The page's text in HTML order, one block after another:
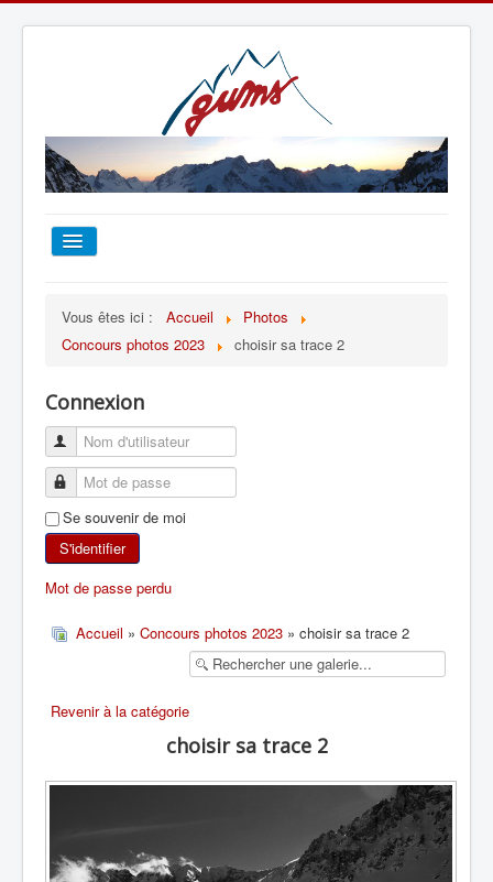
TOUT SUR LE GUMS
ESCALADE
ALPINISME
SKI DE RANDONNÉE
RANDONNÉE SPORTIVE
Vous êtes ici : Accueil
Photos
Concours photos 2023
choisir sa trace 2
Connexion
Se souvenir de moi
S'identifier
Mot de passe perdu
Accueil » Concours photos 2023 » choisir sa trace 2
Revenir à la catégorie
choisir sa trace 2